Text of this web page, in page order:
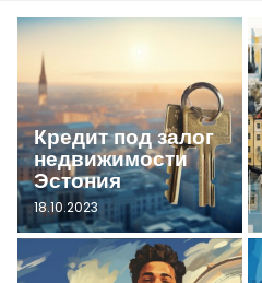
Кредит под залог
недвижимости
Эстония
18.10.2023